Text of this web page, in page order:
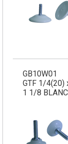
GB10W01
GTF 1/4(20)
1 1/8 BLANC